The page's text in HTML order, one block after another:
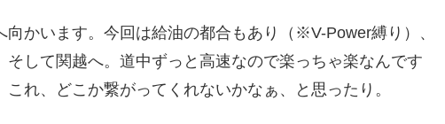
かいます。今回は給油の都合もあり（※V-Power縛り）、
して関越へ。道中ずっと高速なので楽っちゃ楽なんです
れ、どこか繋がってくれないかなぁ、と思ったり。